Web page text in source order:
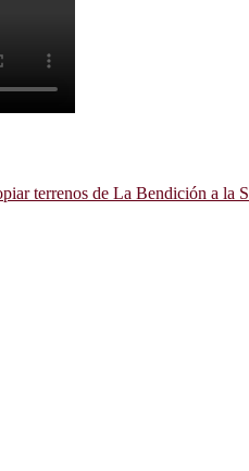
terrenos de La Bendición a la